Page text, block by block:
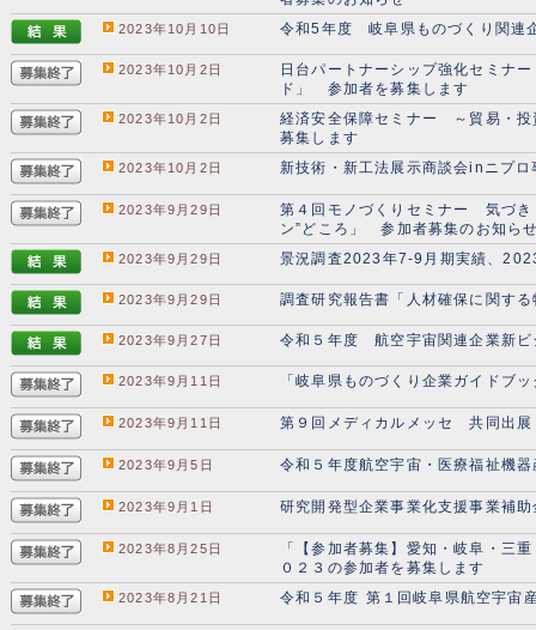
2023年10月10日 令和5年度 岐阜県ものづくり関連
2023年10月2日
日台パートナーシップ強化セミナ
ド」 参加者を募集します
2023年10月2日
経済安全保障セミナー ～貿易・
募集します
2023年10月2日 新技術・新工法展示商談会inニプ
2023年9月29日
第４回モノづくりセミナー 気づき
ン”どころ」 参加者募集のお知ら
2023年9月29日 景況調査2023年7-9月期実績、
2023年9月29日 調査研究報告書「人材確保に関す
2023年9月27日 令和５年度 航空宇宙関連企業新
2023年9月11日 「岐阜県ものづくり企業ガイドブ
2023年9月11日 第９回メディカルメッセ 共同出展
2023年9月5日 令和５年度航空宇宙・医療福祉機
2023年9月1日 研究開発型企業事業化支援事業補
2023年8月25日
「【参加者募集】愛知・岐阜・三
０２３の参加者を募集します
2023年8月21日 令和５年度 第１回岐阜県航空宇宙